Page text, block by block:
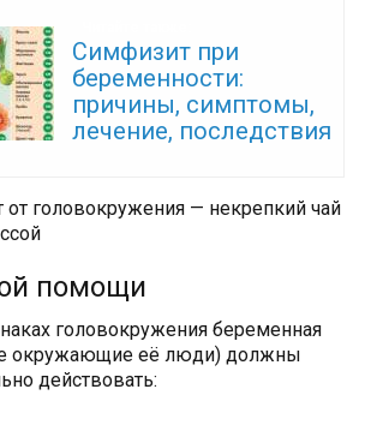
Симфизит при
беременности:
причины, симптомы,
лечение, последствия
головокружения — некрепкий чай
помощи
головокружения беременная
окружающие её люди) должны
действовать: